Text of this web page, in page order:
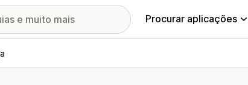
Procurar aplicações